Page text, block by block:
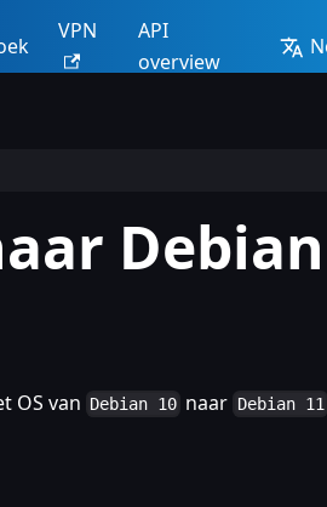
VPN
API
overview
Debian
OS van Debian 10 naar Debian 11